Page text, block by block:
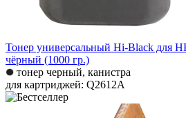
Тонер универсальный Hi-Black для
чёрный (1000 гр.)
тонер черный, канистра
для картриджей: Q2612A